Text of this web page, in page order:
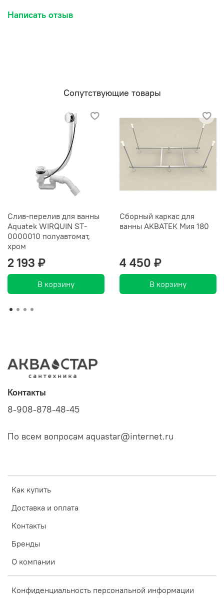
Написать отзыв
Сопутствующие товары
Слив-перелив для ванны
Aquatek WIRQUIN ST-
0000010 полуавтомат,
хром
2 193 ₽
В корзину
Сборный каркас для
ванны АКВАТЕК Мия 180
4 450 ₽
В корзину
Как купить
Доставка и оплата
Контакты
Бренды
О компании
Конфиденциальность персональной информации
Контакты
8-908-878-48-45
По всем вопросам aquastar@internet.ru